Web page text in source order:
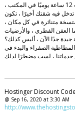
تخيل عالماً بدون شركة التنظيف الخاصة بنا لقد قضيت 12 ساعة يوميًا في المكتب ،
تدخل فيه شقتك أخيرًا ، تكون
متناثرة في كل مكان ،
العفن الفطري ، والأرضيات
جيدة جدًا الآن ، أليس كذلك؟
الصفراء والبدء في
Hostinger Discount Code
@ Sep 16, 2020 at 3:30 AM
http://